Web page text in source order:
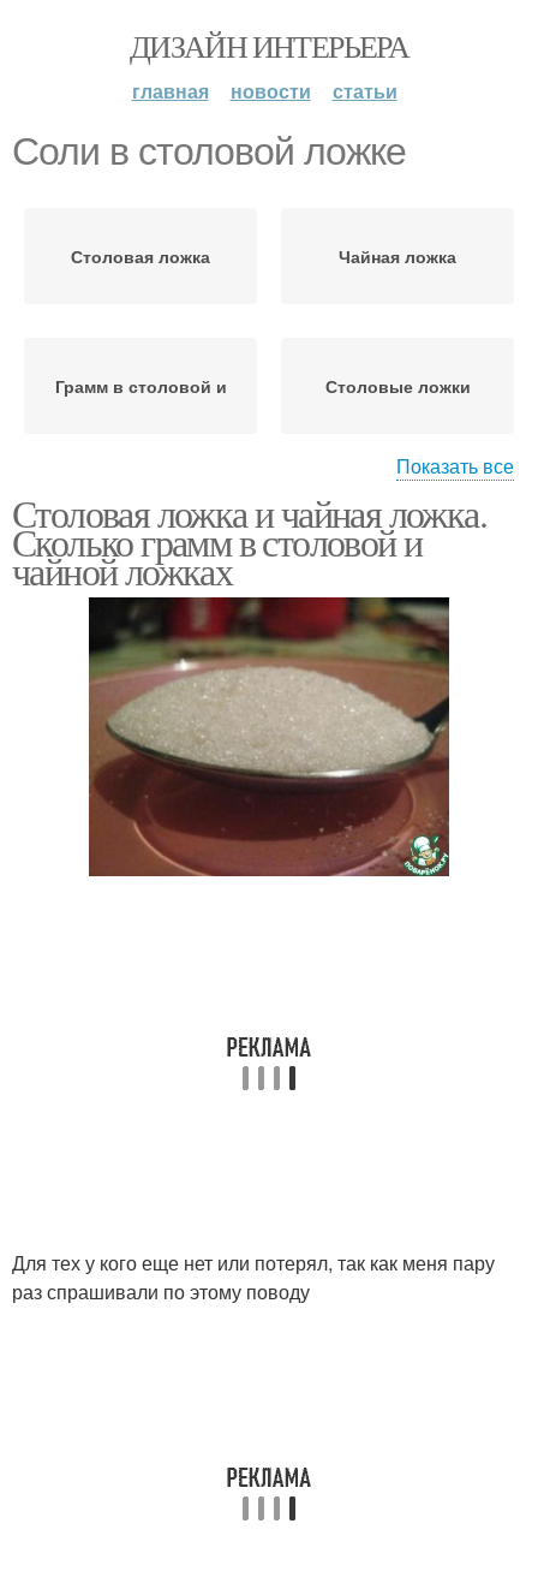
ДИЗАЙН ИНТЕРЬЕРА
главная новости статьи
Соли в столовой ложке
Столовая ложка Чайная ложка
Грамм в столовой и Столовые ложки
Соли в ложке
столовой ложке
Грамм в столовой
ложке
Сахара в ложке
Мерные ложки
Показать все
Столовая ложка и чайная ложка.
Сколько грамм в столовой и
чайной ложках
Для тех у кого еще нет или потерял, так как меня пару
раз спрашивали по этому поводу